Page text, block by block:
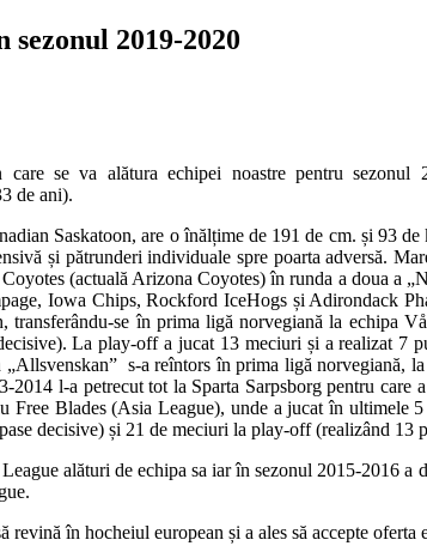
sezonul 2019-2020
se va alătura echipei noastre pentru sezonul
de ani).
Saskatoon, are o înălțime de 191 de cm. și 93
și pătrunderi individuale spre poarta adversă.
(actuală Arizona Coyotes) în runda a doua
Iowa Chips, Rockford IceHogs și Adirondack
transferându-se în prima ligă norvegiană la echipa
La play-off a jucat 13 meciuri și a realizat 7
s-a reîntors în prima ligă norvegiană,
l-a petrecut tot la Sparta Sarpsborg pentru
Free Blades (Asia League), unde a jucat în
decisive) și 21 de meciuri la play-off (realizând 13
alături de echipa sa iar în sezonul 2015-2016
revină în hocheiul european și a ales să accepte oferta